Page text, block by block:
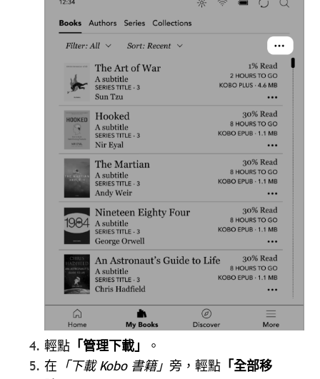
輕點 「管理下載」
。
在 「下載 Kobo 書籍」 旁，輕點 「全部移